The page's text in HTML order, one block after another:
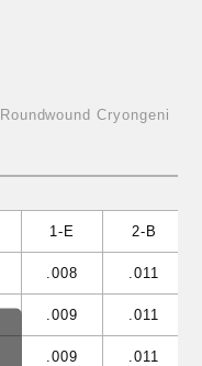
Roundwound Cryongeni
1-E 2-B
.008 .011
.009 .011
.009 .011